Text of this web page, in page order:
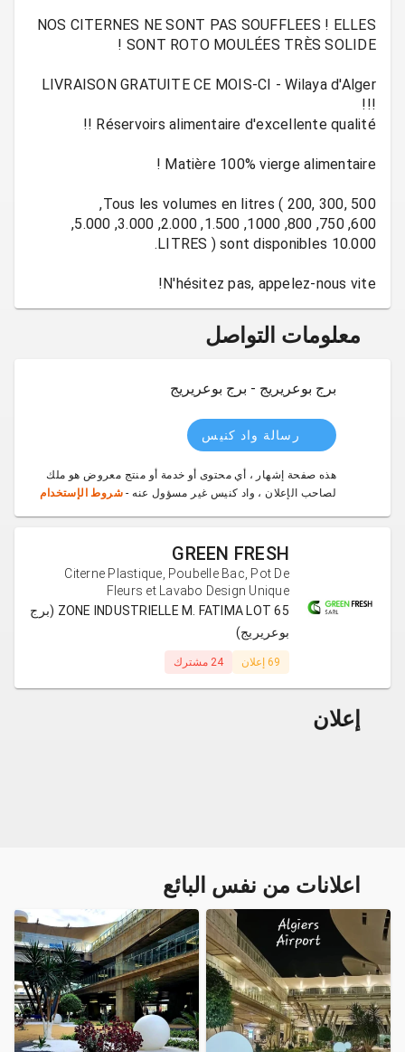
NOS CITERNES NE SONT PAS SOUFFLEES ! ELLES
LIVRAISON GRATUITE CE MOIS-CI - Wilaya d'Alger
Tous les volumes en litres ( 200, 300, 500,
600, 750, 800, 1000, 1.500, 2.000, 3.000, 5.000,
N'hésitez pas, appelez-nous vite!
معلومات التواصل
برج بوعريريج - برج بوعريريج
رسالة واد كنيس
هذه صفحة إشهار ، أي محتوى أو خدمة أو منتج معروض هو ملك
لصاحب الإعلان ، واد كنيس غير مسؤول عنه - شروط الإستخدام
GREEN FRESH
Citerne Plastique, Poubelle Bac, Pot De
Fleurs et Lavabo Design Unique
ZONE INDUSTRIELLE M. FATIMA LOT 65 (برج
بوعريريج)
69 إعلان 24 مشترك
إعلان
اعلانات من نفس البائع